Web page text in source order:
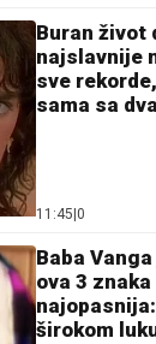
Buran život
najslavnije
sve
sama sa
11:45 0
Baba
ova 3
širokom